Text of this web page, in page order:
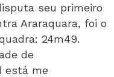
seu primeiro
Araraquara, foi o
24m49.
de
está me